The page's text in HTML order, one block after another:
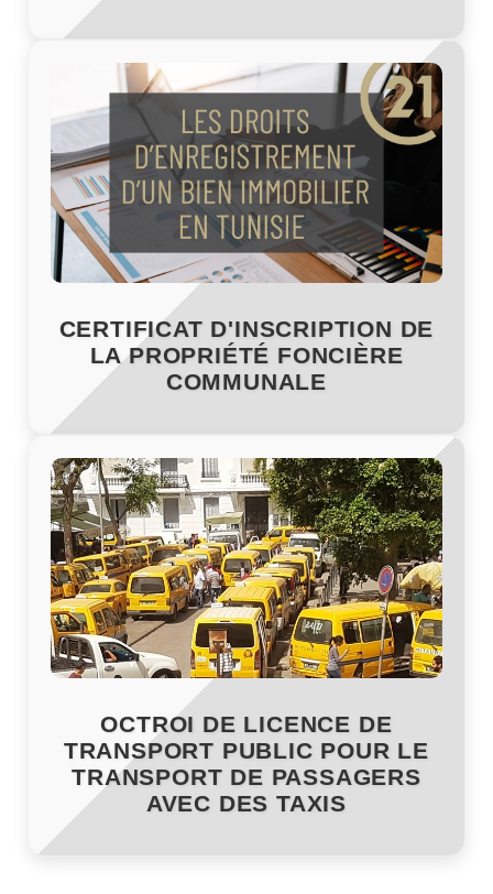
CERTIFICAT D'INSCRIPTION DE
LA PROPRIÉTÉ FONCIÈRE
COMMUNALE
OCTROI DE LICENCE DE
TRANSPORT PUBLIC POUR LE
TRANSPORT DE PASSAGERS
AVEC DES TAXIS